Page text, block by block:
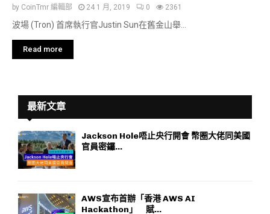
by CoinTmr 編輯部 24 1 月, 2019 0 2361
波場 (Tron) 首席執行官Justin Sun在舊金山舉...
Read more
最新文章
Jackson Hole唔止央行開會 幣圈大佬同美國
官員密鑼...
AWS宣布首辦「香港 AWS AI
Hackathon」 賦...